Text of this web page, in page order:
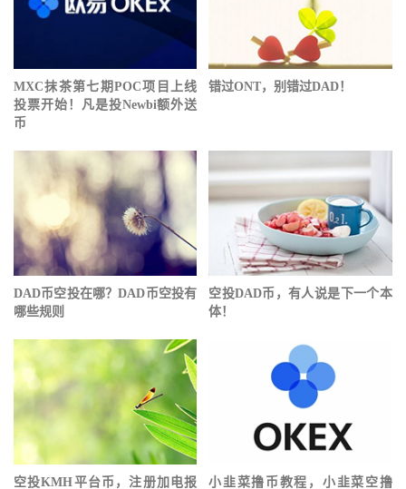
MXC抹茶第七期POC项目上线
投票开始！凡是投Newbi额外送
币
错过ONT，别错过DAD！
DAD币空投在哪？DAD币空投有
哪些规则
空投DAD币，有人说是下一个本
体！
空投KMH平台币，注册加电报 小韭菜撸币教程，小韭菜空撸